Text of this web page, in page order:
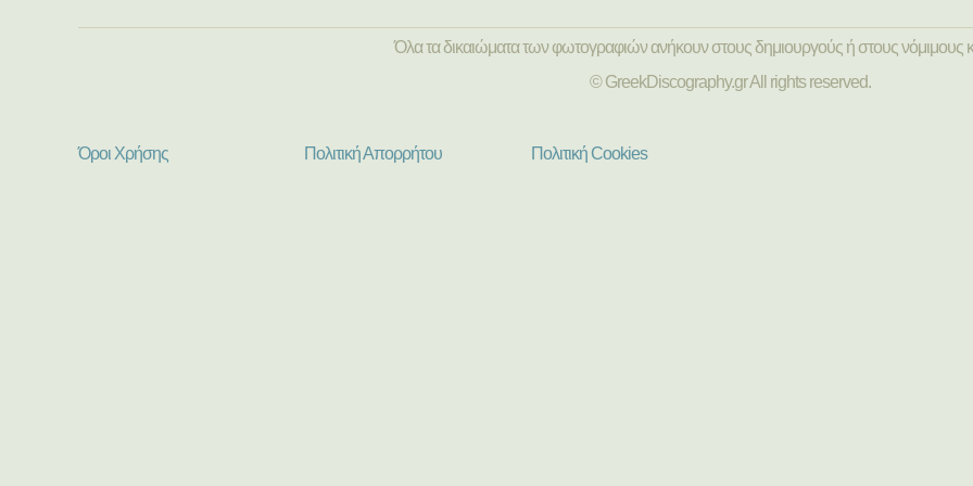
Όλα τα δικαιώματα των φωτογραφιών ανήκουν στους δημιουργούς ή στους νόμιμους
© GreekDiscography.gr All rights reserved.
Όροι Χρήσης Πολιτική Απορρήτου Πολιτική Cookies